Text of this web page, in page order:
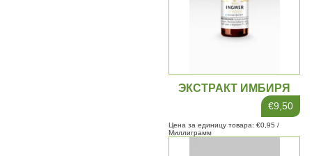
ЭКСТРАКТ ИМБИРЯ
€9,50
Цена за единицу товара: €0,95 /
Миллиграмм